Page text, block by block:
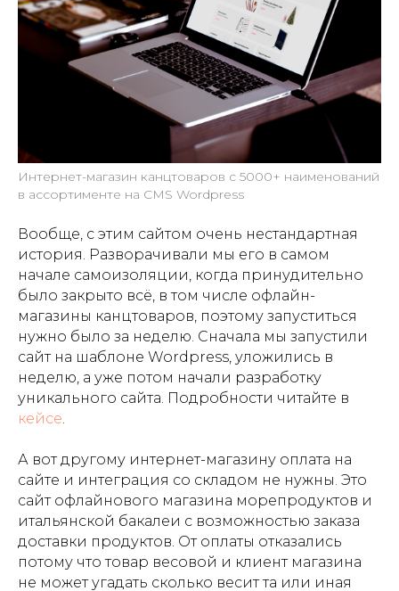
Интернет-магазин канцтоваров с 5000+ наименований
в ассортименте на CMS Wordpress
Вообще, с этим сайтом очень нестандартная
история. Разворачивали мы его в самом
начале самоизоляции, когда принудительно
было закрыто всё, в том числе офлайн-
магазины канцтоваров, поэтому запуститься
нужно было за неделю. Сначала мы запустили
сайт на шаблоне Wordpress, уложились в
неделю, а уже потом начали разработку
уникального сайта. Подробности читайте в
кейсе
А вот другому интернет-магазину оплата на
сайте и интеграция со складом не нужны. Это
сайт офлайнового магазина морепродуктов и
итальянской бакалеи с возможностью заказа
доставки продуктов. От оплаты отказались
потому что товар весовой и клиент магазина
не может угадать сколько весит та или иная